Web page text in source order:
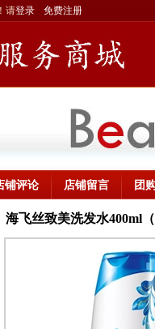
请登录 免费注册
铺评论 店铺留言 团
海飞丝致美洗发水400ml